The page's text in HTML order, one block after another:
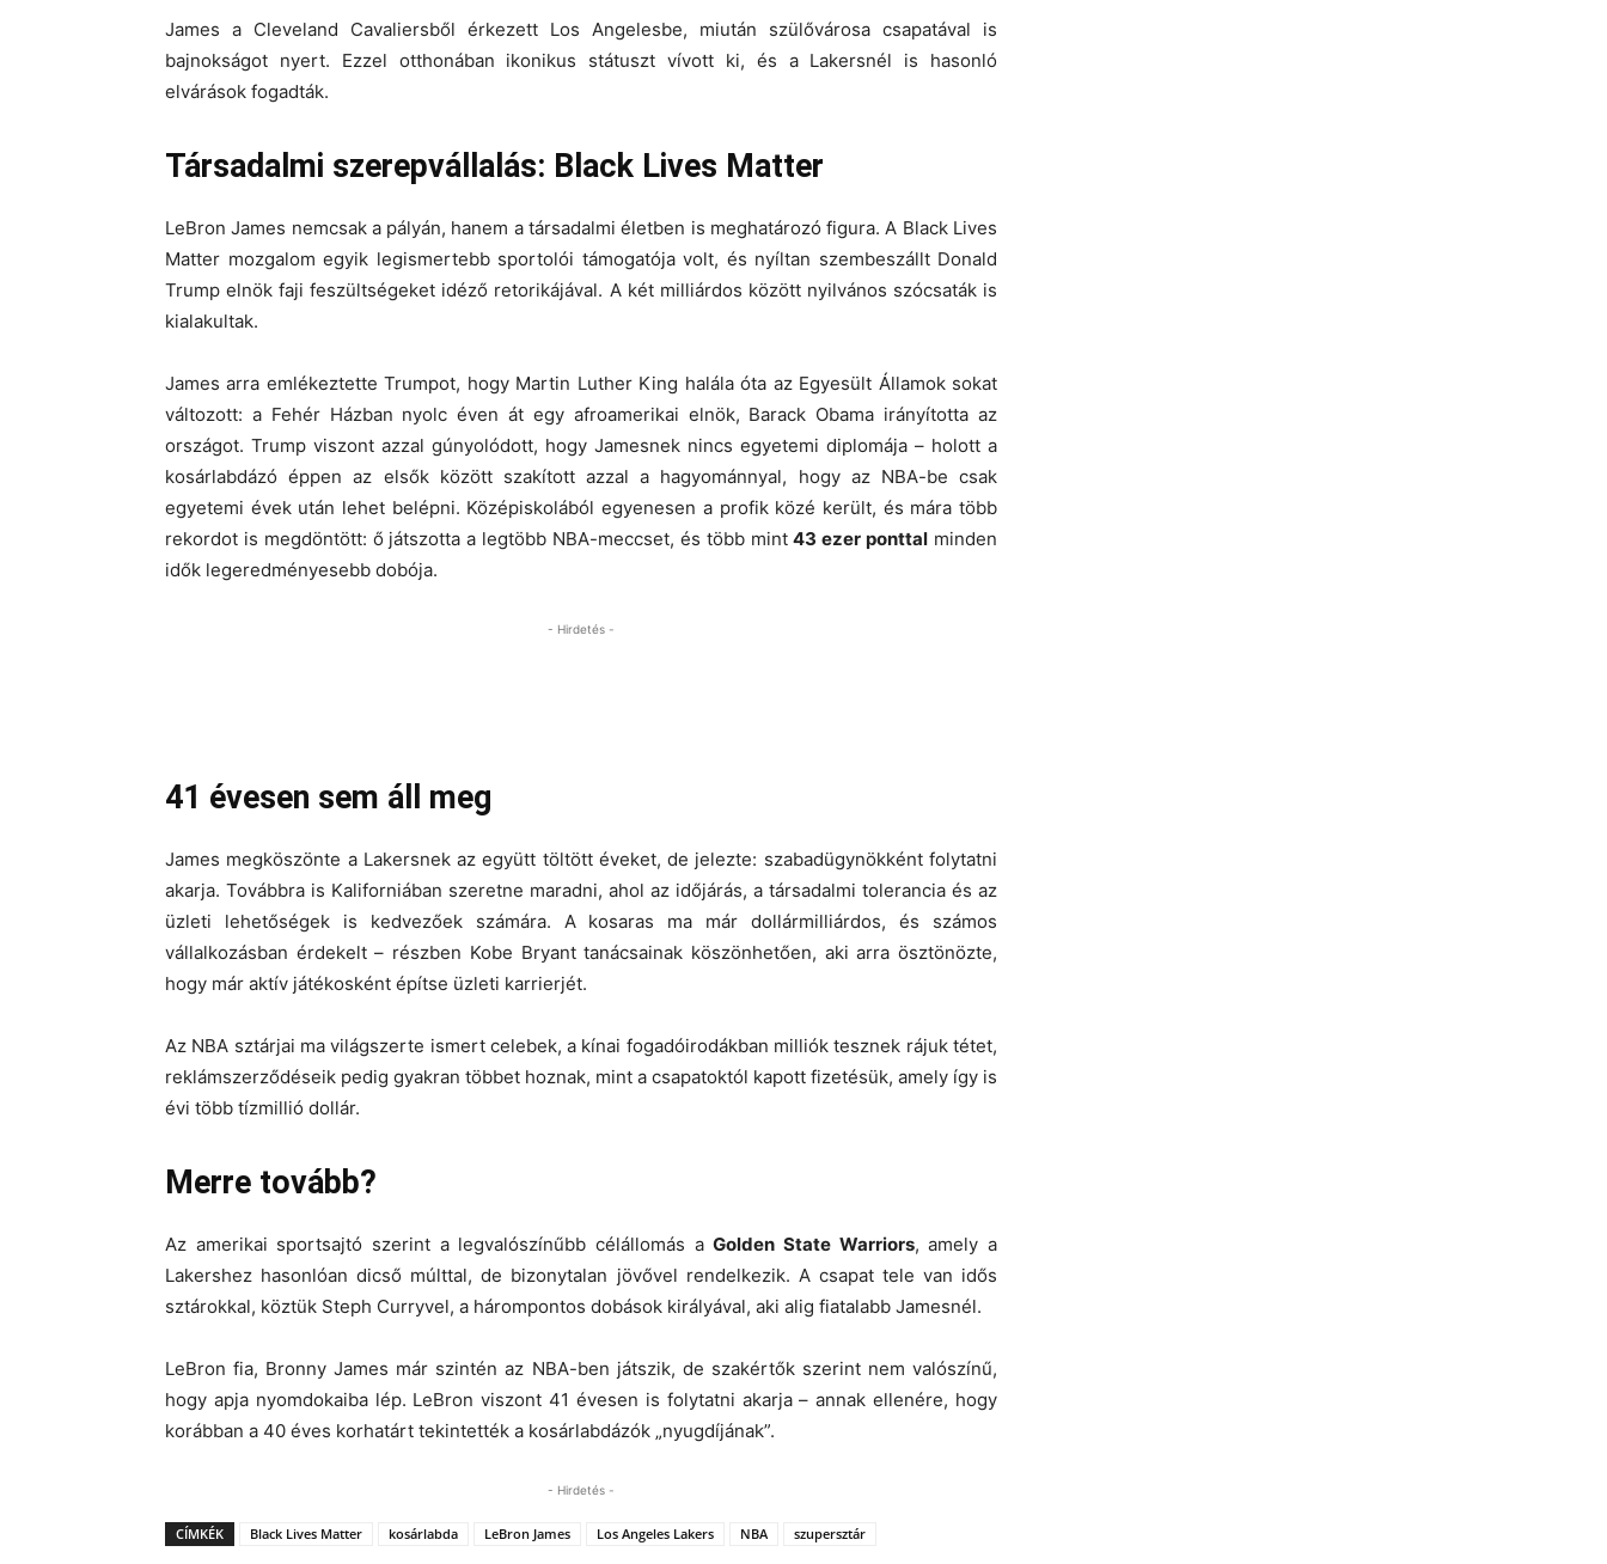
James a Cleveland Cavaliersből érkezett Los Angelesbe, miután szülővárosa csapatával is
bajnokságot nyert. Ezzel otthonában ikonikus státuszt vívott ki, és a Lakersnél is hasonló
elvárások fogadták.
Társadalmi szerepvállalás: Black Lives Matter
LeBron James nemcsak a pályán, hanem a társadalmi életben is meghatározó figura. A Black Lives
Matter mozgalom egyik legismertebb sportolói támogatója volt, és nyíltan szembeszállt Donald
Trump elnök faji feszültségeket idéző retorikájával. A két milliárdos között nyilvános szócsaták is
kialakultak.
James arra emlékeztette Trumpot, hogy Martin Luther King halála óta az Egyesült Államok sokat
változott: a Fehér Házban nyolc éven át egy afroamerikai elnök, Barack Obama irányította az
országot. Trump viszont azzal gúnyolódott, hogy Jamesnek nincs egyetemi diplomája – holott a
kosárlabdázó éppen az elsők között szakított azzal a hagyománnyal, hogy az NBA-be csak
egyetemi évek után lehet belépni. Középiskolából egyenesen a profik közé került, és mára több
rekordot is megdöntött: ő játszotta a legtöbb NBA-meccset, és több mint43 ezer ponttal minden
idők legeredményesebb dobója.
- Hirdetés -
41 évesen sem áll meg
James megköszönte a Lakersnek az együtt töltött éveket, de jelezte: szabadügynökként folytatni
akarja. Továbbra is Kaliforniában szeretne maradni, ahol az időjárás, a társadalmi tolerancia és az
üzleti lehetőségek is kedvezőek számára. A kosaras ma már dollármilliárdos, és számos
vállalkozásban érdekelt – részben Kobe Bryant tanácsainak köszönhetően, aki arra ösztönözte,
hogy már aktív játékosként építse üzleti karrierjét.
Az NBA sztárjai ma világszerte ismert celebek, a kínai fogadóirodákban milliók tesznek rájuk tétet,
reklámszerződéseik pedig gyakran többet hoznak, mint a csapatoktól kapott fizetésük, amely így is
évi több tízmillió dollár.
Merre tovább?
Az amerikai sportsajtó szerint a legvalószínűbb célállomás aGolden State Warriors, amely a
Lakershez hasonlóan dicső múlttal, de bizonytalan jövővel rendelkezik. A csapat tele van idős
sztárokkal, köztük Steph Curryvel, a hárompontos dobások királyával, aki alig fiatalabb Jamesnél.
LeBron fia, Bronny James már szintén az NBA-ben játszik, de szakértők szerint nem valószínű,
hogy apja nyomdokaiba lép. LeBron viszont 41 évesen is folytatni akarja – annak ellenére, hogy
korábban a 40 éves korhatárt tekintették a kosárlabdázók „nyugdíjának”.
- Hirdetés -
CÍMKÉK Black Lives Matter kosárlabda LeBron James Los Angeles Lakers NBA szupersztár